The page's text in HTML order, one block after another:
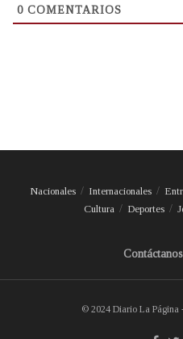
0 COMENTARIOS
Nacionales Internacionales
Cultura
Deportes
© 2024 Diario La Página